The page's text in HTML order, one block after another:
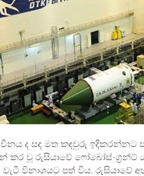
ද සඳ මත කඳවුරු ඉදිකරන්නට
කර වූ රුසියාවේ ෆෝබෝස්-
වැටී විනාශයට පත් විය. රුසියාවේ